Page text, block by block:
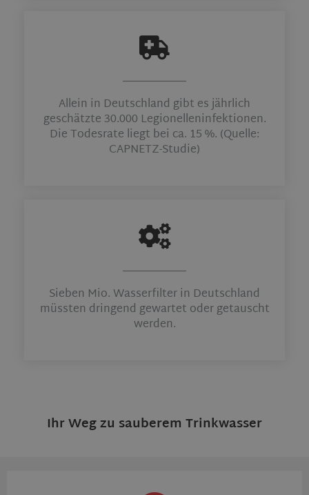
Allein in Deutschland gibt es jährlich
geschätzte 30.000 Legionelleninfektionen.
Die Todesrate liegt bei ca. 15 %. (Quelle:
CAPNETZ-Studie)
Sieben Mio. Wasserfilter in Deutschland
müssten dringend gewartet oder getauscht
werden.
Ihr Weg zu sauberem Trinkwasser